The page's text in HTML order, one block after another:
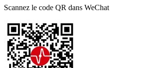
Scannez le code QR dans WeChat